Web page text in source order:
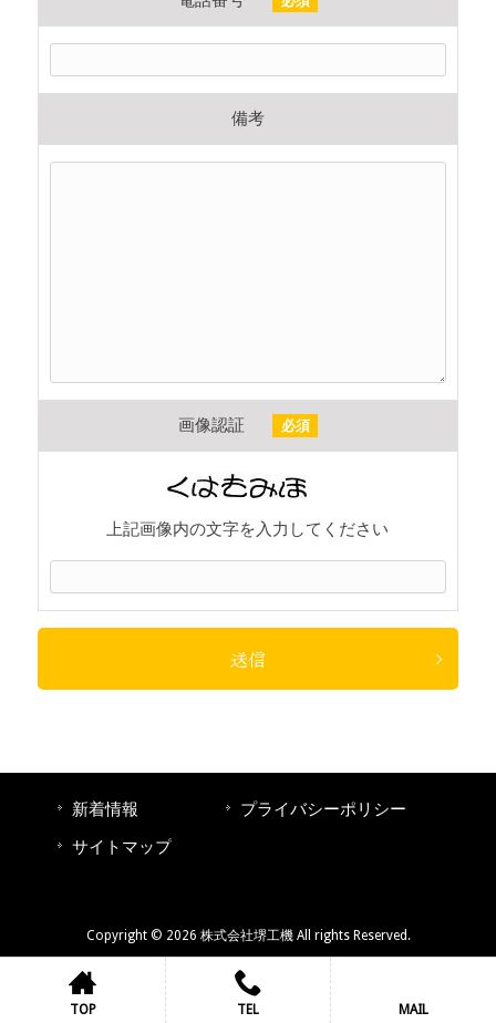
備考
画像認証 必須
上記画像内の文字を入力してください
新着情報
プライバシーポリシー
サイトマップ
Copyright © 2026 株式会社堺工機 All rights Reserved.
TOP TEL MAIL